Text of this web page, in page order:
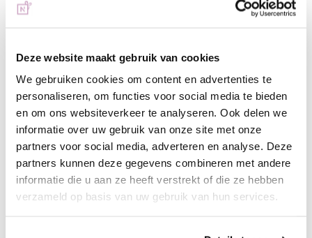
Deze website maakt gebruik van cookies
We gebruiken cookies om content en advertenties te
personaliseren, om functies voor social media te bieden
en om ons websiteverkeer te analyseren. Ook delen we
informatie over uw gebruik van onze site met onze
partners voor social media, adverteren en analyse. Deze
partners kunnen deze gegevens combineren met andere
informatie die u aan ze heeft verstrekt of die ze hebben
verzameld op basis van uw gebruik van hun services.
acryl/gel
In de plaklaag van de gekleurde gelpolish
- Bereid de natuurlijke nagel voor door de glans te verwijderen,
dehydrateren met magic prep en de ultrabond aan te brengen
- Breng de rubber base, superbond base gel, of Be Jeweled
base/top aan
- Kies een gelpolish naar wens, breng deze 2 dunne lagen aan
(telkens uitharden, 30 sec sunlight, 2 min UV)